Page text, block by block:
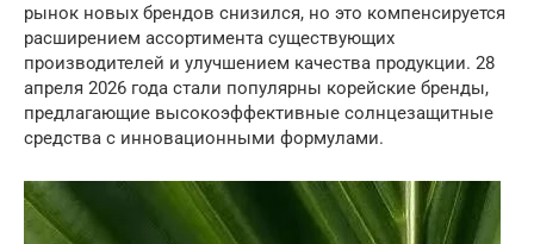
рынок новых брендов снизился, но это компенсируется
расширением ассортимента существующих
производителей и улучшением качества продукции. 28
апреля 2026 года стали популярны корейские бренды,
предлагающие высокоэффективные солнцезащитные
средства с инновационными формулами.